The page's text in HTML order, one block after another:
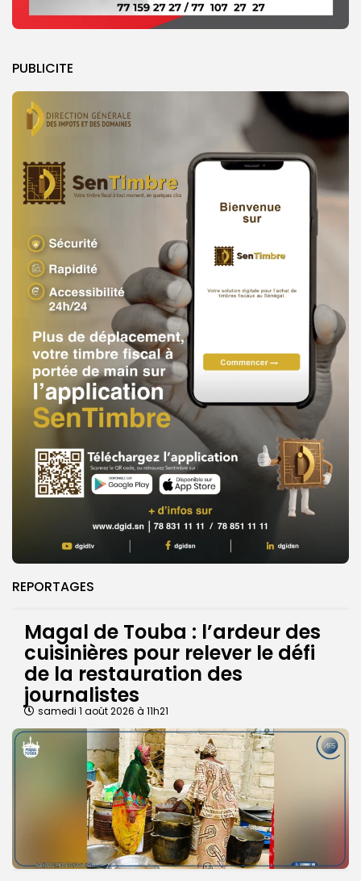
PUBLICITE
REPORTAGES
Magal de Touba : l’ardeur des
cuisinières pour relever le défi
de la restauration des
journalistes
samedi 1 août 2026 à 11h21